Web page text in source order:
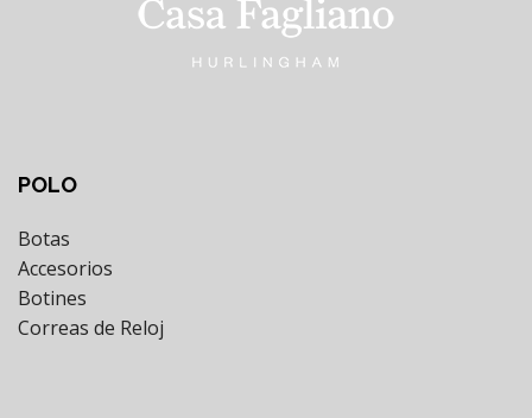
POLO
Botas
Accesorios
Botines
Correas de Reloj